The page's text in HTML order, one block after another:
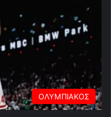
ΟΛΥΜΠΙΑΚΟΣ